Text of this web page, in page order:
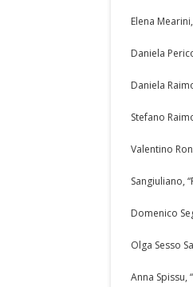
Elena
Daniela
Daniela
Stefano
Valentino
Sangiuliano,
Domenico
Olga Sesso
Anna Spissu,